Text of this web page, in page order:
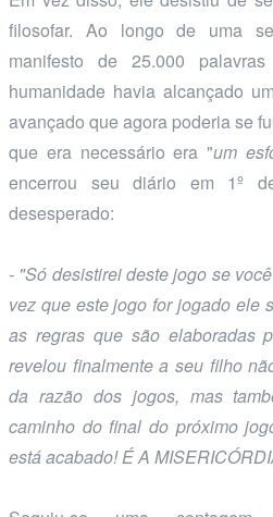
filosofar. Ao longo de uma
manifesto de 25.000
humanidade havia alcançado
avançado que agora poderia se
que era necessário era "um
encerrou seu diário em 1º
desesperado:
- "Só desistirei deste jogo se
vez que este jogo for jogado ele
as regras que são elaboradas
revelou finalmente a seu filho
da razão dos jogos, mas
caminho do final do próximo
está acabado! É A